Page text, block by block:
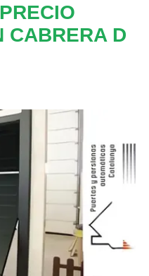
CABRERA D